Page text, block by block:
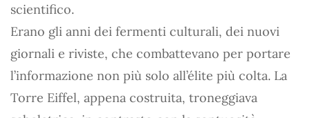
scientifico.
Erano gli anni dei fermenti culturali, dei nuovi
giornali e riviste, che combattevano per portare
l’informazione non più solo all’élite più colta. La
Torre Eiffel, appena costruita, troneggiava